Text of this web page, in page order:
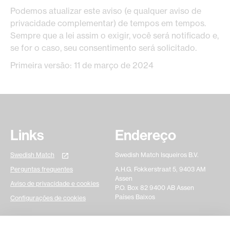
Podemos atualizar este aviso (e qualquer aviso de
privacidade complementar) de tempos em tempos.
Sempre que a lei assim o exigir, você será notificado e,
se for o caso, seu consentimento será solicitado.
Primeira versão: 11 de março de 2024
Links
Swedish Match
Perguntas frequentes
Aviso de privacidade e cookies
Configurações de cookies
Endereço
Swedish Match Isqueiros B.V.
A.H.G. Fokkerstraat 5, 9403 AM
Assen
P.O. Box 82 9400 AB Assen
Países Baixos